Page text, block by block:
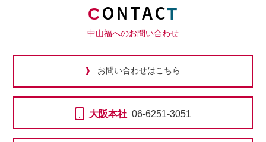
CONTACT
中山福へのお問い合わせ
お問い合わせはこちら
大阪本社 06-6251-3051